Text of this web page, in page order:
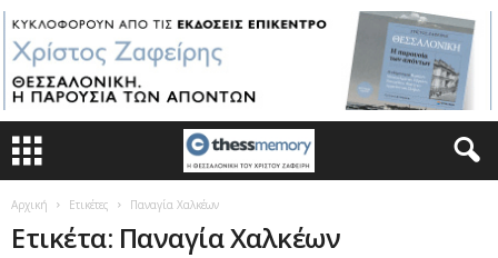
Αρχική Ετικέτες Παναγία Χαλκέων
Ετικέτα: Παναγία Χαλκέων